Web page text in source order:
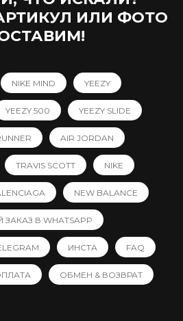
ИЛИ ФОТО
NIKE MIND YEEZY
YEEZY 500 YEEZY SLIDE
AIR JORDAN
TRAVIS SCOTT NIKE
NEW BALANCE
В WHATSAPP
ИНСТА FAQ
ОБМЕН & ВОЗВРАТ